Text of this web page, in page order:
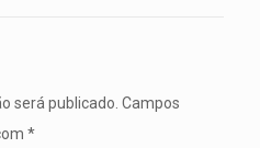
será publicado. Campos
*